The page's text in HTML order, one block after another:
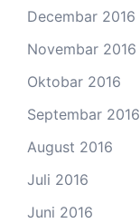
Decembar 2016
Novembar 2016
Oktobar 2016
Septembar 2016
August 2016
Juli 2016
Juni 2016